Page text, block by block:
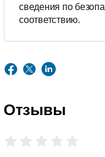
сведения по
соответствию.
Отзывы